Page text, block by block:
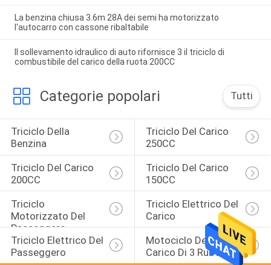
La benzina chiusa 3.6m 28A dei semi ha motorizzato
l'autocarro con cassone ribaltabile
Il sollevamento idraulico di auto rifornisce 3 il triciclo di
combustibile del carico della ruota 200CC
Categorie popolari Tutti
Triciclo Della
Benzina
Triciclo Del Carico
250CC
Triciclo Del Carico
200CC
Triciclo Del Carico
150CC
Triciclo
Motorizzato Del
Passeggero
Triciclo Elettrico Del
Carico
Triciclo Elettrico Del
Passeggero
Motociclo Del
Carico Di 3 Ruote